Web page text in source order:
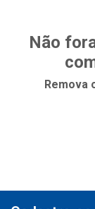
Não
Remova